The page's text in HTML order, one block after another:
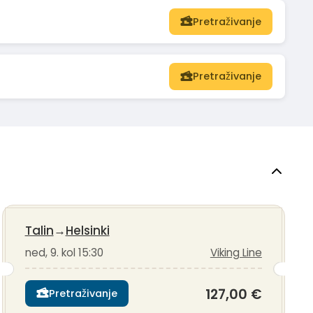
Pretraživanje
Pretraživanje
Talin→Helsinki
ned, 9. kol 15:30 Viking Line
Pretraživanje 127,00 €